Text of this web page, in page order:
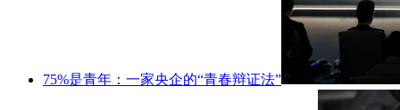
75%是青年：一家央企的“青春辩证法”